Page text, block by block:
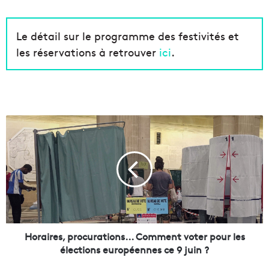
Le détail sur le programme des festivités et
les réservations à retrouver ici.
H
r
a
i
r
e
s
,
Horaires, procurations... Comment voter pour les
élections européennes ce 9 juin ?